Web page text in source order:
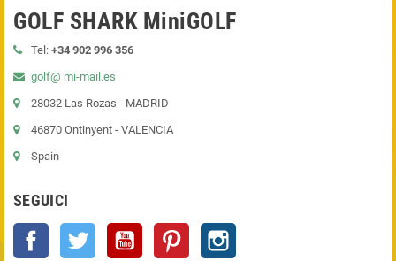
GOLF SHARK MiniGOLF
Tel: +34 902 996 356
golf@ mi-mail.es
28032 Las Rozas - MADRID
46870 Ontinyent - VALENCIA
Spain
SEGUICI
Facebook Twitter YouTube Pinterest